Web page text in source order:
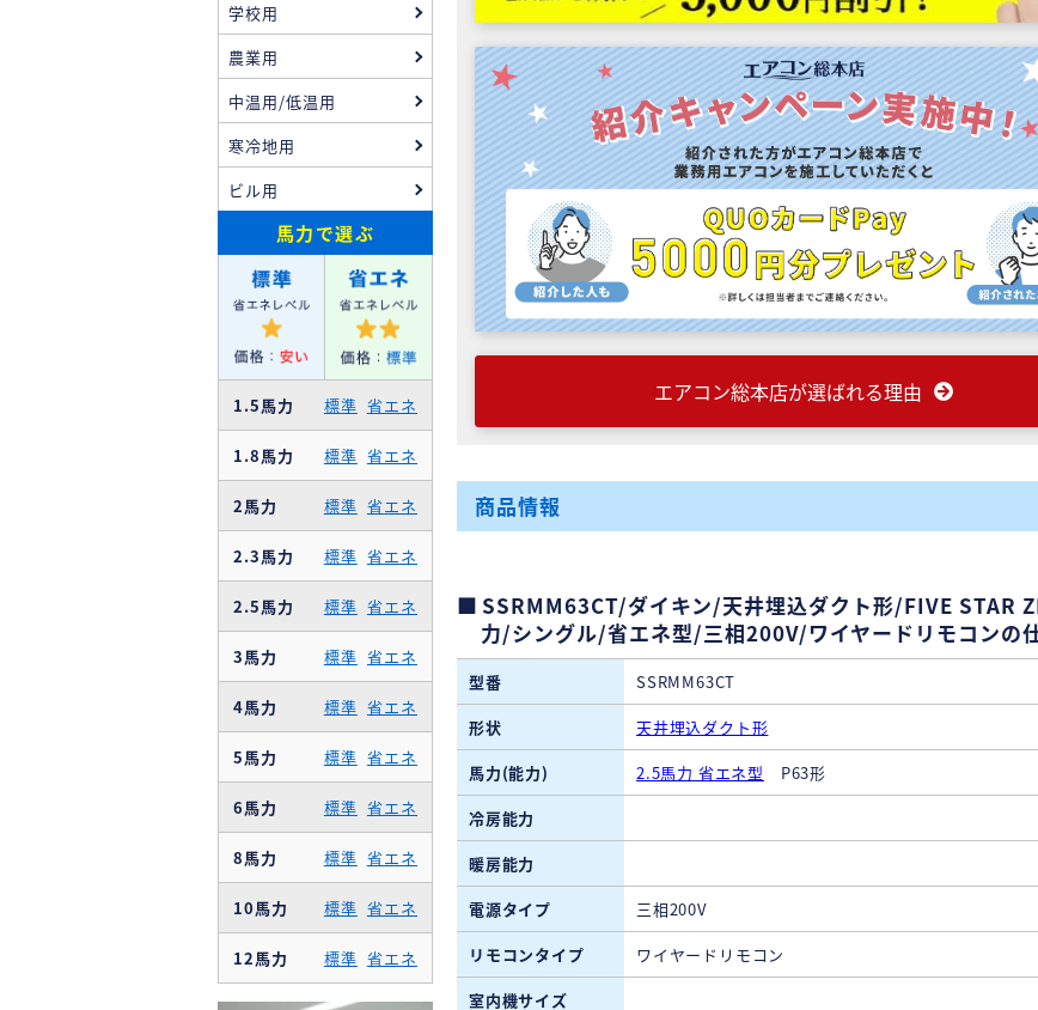
エアコン総本店が選ばれる理由
商品情報
SSRMM63CT/ダイキン/天井埋込ダクト形/FIVE STAR
力/シングル/省エネ型/三相200V/ワイヤードリモコンの
型番
SSRMM63CT
形状
天井埋込ダクト形
馬力(能力)
2.5馬力 省エネ型
P63形
冷房能力
暖房能力
電源タイプ
三相200V
リモコンタイプ
ワイヤードリモコン
室内機サイズ
学校用
農業用
中温用/低温用
寒冷地用
ビル用
馬力で選ぶ
1.5馬力 標準 省エネ
1.8馬力 標準 省エネ
2馬力 標準 省エネ
2.3馬力 標準 省エネ
2.5馬力 標準 省エネ
3馬力 標準 省エネ
4馬力 標準 省エネ
5馬力 標準 省エネ
6馬力 標準 省エネ
8馬力 標準 省エネ
10馬力 標準 省エネ
12馬力 標準 省エネ